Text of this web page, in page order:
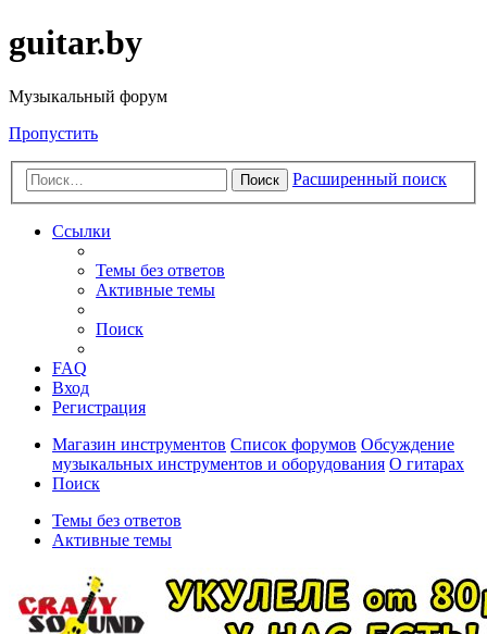
guitar.by
Музыкальный форум
Пропустить
Поиск Расширенный поиск
Ссылки
Темы без ответов
Активные темы
Поиск
FAQ
Вход
Регистрация
Магазин инструментов Список форумов Обсуждение
музыкальных инструментов и оборудования О гитарах
Поиск
Темы без ответов
Активные темы